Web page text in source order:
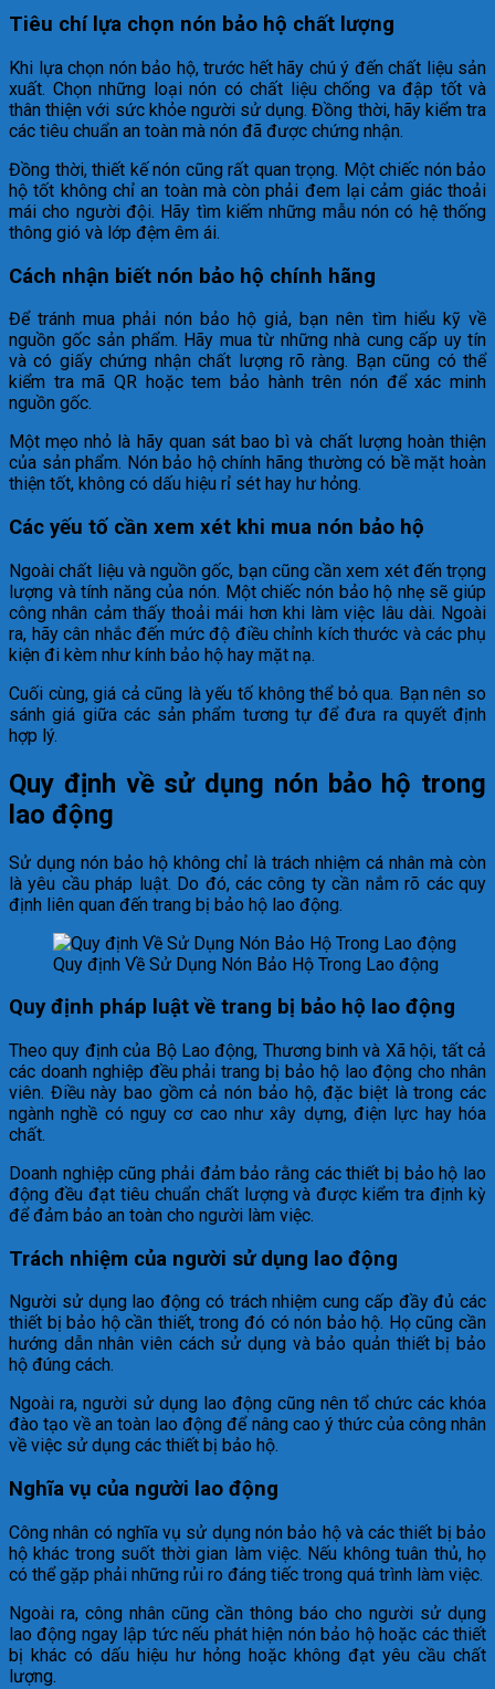
Tiêu chí lựa chọn nón bảo hộ chất lượng
Khi lựa chọn nón bảo hộ, trước hết hãy chú ý đến chất liệu sản
xuất. Chọn những loại nón có chất liệu chống va đập tốt và
thân thiện với sức khỏe người sử dụng. Đồng thời, hãy kiểm tra
các tiêu chuẩn an toàn mà nón đã được chứng nhận.
Đồng thời, thiết kế nón cũng rất quan trọng. Một chiếc nón bảo
hộ tốt không chỉ an toàn mà còn phải đem lại cảm giác thoải
mái cho người đội. Hãy tìm kiếm những mẫu nón có hệ thống
thông gió và lớp đệm êm ái.
Cách nhận biết nón bảo hộ chính hãng
Để tránh mua phải nón bảo hộ giả, bạn nên tìm hiểu kỹ về
nguồn gốc sản phẩm. Hãy mua từ những nhà cung cấp uy tín
và có giấy chứng nhận chất lượng rõ ràng. Bạn cũng có thể
kiểm tra mã QR hoặc tem bảo hành trên nón để xác minh
nguồn gốc.
Một mẹo nhỏ là hãy quan sát bao bì và chất lượng hoàn thiện
của sản phẩm. Nón bảo hộ chính hãng thường có bề mặt hoàn
thiện tốt, không có dấu hiệu rỉ sét hay hư hỏng.
Các yếu tố cần xem xét khi mua nón bảo hộ
Ngoài chất liệu và nguồn gốc, bạn cũng cần xem xét đến trọng
lượng và tính năng của nón. Một chiếc nón bảo hộ nhẹ sẽ giúp
công nhân cảm thấy thoải mái hơn khi làm việc lâu dài. Ngoài
ra, hãy cân nhắc đến mức độ điều chỉnh kích thước và các phụ
kiện đi kèm như kính bảo hộ hay mặt nạ.
Cuối cùng, giá cả cũng là yếu tố không thể bỏ qua. Bạn nên so
sánh giá giữa các sản phẩm tương tự để đưa ra quyết định
hợp lý.
Quy định về sử dụng nón bảo hộ trong
lao động
Sử dụng nón bảo hộ không chỉ là trách nhiệm cá nhân mà còn
là yêu cầu pháp luật. Do đó, các công ty cần nắm rõ các quy
định liên quan đến trang bị bảo hộ lao động.
Quy định Về Sử Dụng Nón Bảo Hộ Trong Lao động
Quy định pháp luật về trang bị bảo hộ lao động
Theo quy định của Bộ Lao động, Thương binh và Xã hội, tất cả
các doanh nghiệp đều phải trang bị bảo hộ lao động cho nhân
viên. Điều này bao gồm cả nón bảo hộ, đặc biệt là trong các
ngành nghề có nguy cơ cao như xây dựng, điện lực hay hóa
chất.
Doanh nghiệp cũng phải đảm bảo rằng các thiết bị bảo hộ lao
động đều đạt tiêu chuẩn chất lượng và được kiểm tra định kỳ
để đảm bảo an toàn cho người làm việc.
Trách nhiệm của người sử dụng lao động
Người sử dụng lao động có trách nhiệm cung cấp đầy đủ các
thiết bị bảo hộ cần thiết, trong đó có nón bảo hộ. Họ cũng cần
hướng dẫn nhân viên cách sử dụng và bảo quản thiết bị bảo
hộ đúng cách.
Ngoài ra, người sử dụng lao động cũng nên tổ chức các khóa
đào tạo về an toàn lao động để nâng cao ý thức của công nhân
về việc sử dụng các thiết bị bảo hộ.
Nghĩa vụ của người lao động
Công nhân có nghĩa vụ sử dụng nón bảo hộ và các thiết bị bảo
hộ khác trong suốt thời gian làm việc. Nếu không tuân thủ, họ
có thể gặp phải những rủi ro đáng tiếc trong quá trình làm việc.
Ngoài ra, công nhân cũng cần thông báo cho người sử dụng
lao động ngay lập tức nếu phát hiện nón bảo hộ hoặc các thiết
bị khác có dấu hiệu hư hỏng hoặc không đạt yêu cầu chất
lượng.